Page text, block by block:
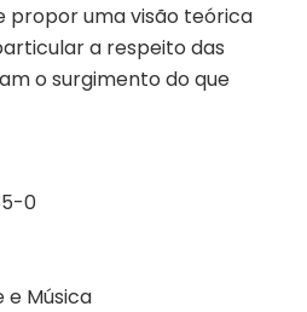
propor uma visão teórica
a respeito das
o surgimento do que
0
e Música